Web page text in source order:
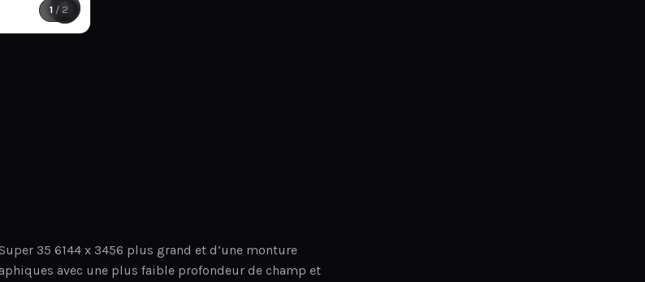
1/ 2
35 6144 x 3456 plus grand et d’une monture
avec une plus faible profondeur de champ et